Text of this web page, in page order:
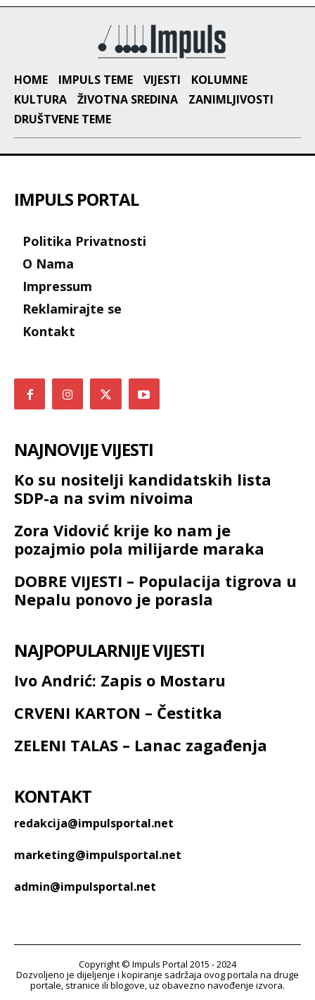
HOME IMPULS TEME VIJESTI
KOLUMNE
KULTURA
ŽIVOTNA SREDINA
ZANIMLJIVOSTI
DRUŠTVENE TEME
IMPULS PORTAL
Politika Privatnosti
O Nama
Impressum
Reklamirajte se
Kontakt
NAJNOVIJE VIJESTI
Ko su nositelji kandidatskih lista
SDP-a na svim nivoima
Zora Vidović krije ko nam je
pozajmio pola milijarde maraka
DOBRE VIJESTI – Populacija tigrova u
Nepalu ponovo je porasla
NAJPOPULARNIJE VIJESTI
Ivo Andrić: Zapis o Mostaru
CRVENI KARTON – Čestitka
ZELENI TALAS – Lanac zagađenja
KONTAKT
redakcija@impulsportal.net
marketing@impulsportal.net
admin@impulsportal.net
Copyright © Impuls Portal 2015 - 2024
Dozvoljeno je dijeljenje i kopiranje sadržaja ovog portala na druge
portale, stranice ili blogove, uz obavezno navođenje izvora.